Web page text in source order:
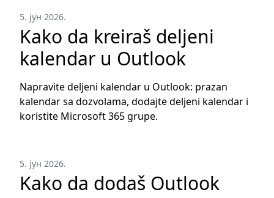
5. јун 2026.
Kako da kreiraš deljeni
kalendar u Outlook
Napravite deljeni kalendar u Outlook: prazan
kalendar sa dozvolama, dodajte deljeni kalendar i
koristite Microsoft 365 grupe.
5. јун 2026.
Kako da dodaš Outlook